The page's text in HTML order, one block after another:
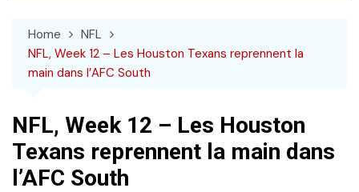
Home
NFL
NFL, Week 12 – Les Houston Texans reprennent la
main dans l’AFC South
NFL, Week 12 – Les Houston
Texans reprennent la main dans
l’AFC South